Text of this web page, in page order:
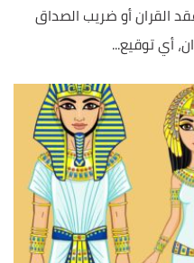
القران أو ضريب الصداق
أي توقيع...